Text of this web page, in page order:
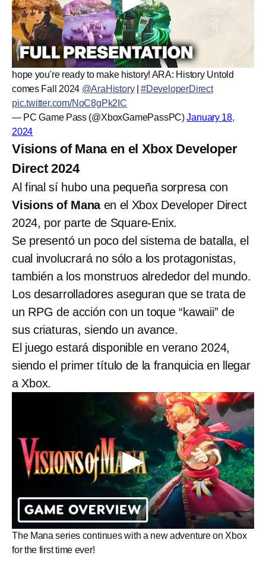
hope you're ready to make history! ARA: History Untold
comes Fall 2024 @AraHistory|#DeveloperDirect
pic.twitter.com/NoC8gPk2IC
— PC Game Pass (@XboxGamePassPC)January 18,
2024
Visions of Mana en el Xbox Developer
Direct 2024
Al final sí hubo una pequeña sorpresa con
Visions of Manaen el Xbox Developer Direct
2024, por parte de Square-Enix.
Se presentó un poco del sistema de batalla, el
cual involucrará no sólo a los protagonistas,
también a los monstruos alrededor del mundo.
Los desarrolladores aseguran que se trata de
un RPG de acción con un toque “kawaii” de
sus criaturas, siendo un avance.
El juego estará disponible en verano 2024,
siendo el primer título de la franquicia en llegar
a Xbox.
The Mana series continues with a new adventure on Xbox
for the first time ever!